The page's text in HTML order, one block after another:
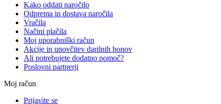
Kako oddati naročilo
Odprema in dostava naročila
Vračila
Načini plačila
Moj uporabniški račun
Akcije in unovčitev darilnih bonov
Ali potrebujete dodatno pomoč?
Poslovni partnerji
Moj račun
Prijavite se